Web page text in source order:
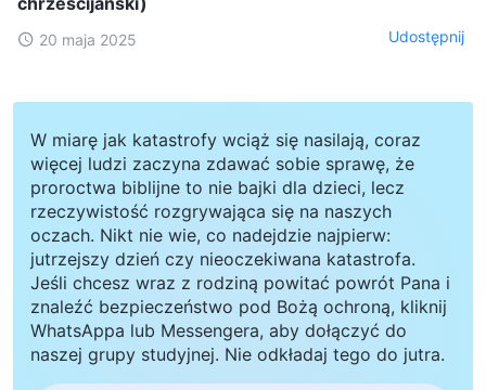
20 maja 2025 Udostępnij
W miarę jak katastrofy wciąż się nasilają, coraz
więcej ludzi zaczyna zdawać sobie sprawę, że
proroctwa biblijne to nie bajki dla dzieci, lecz
rzeczywistość rozgrywająca się na naszych
oczach. Nikt nie wie, co nadejdzie najpierw:
jutrzejszy dzień czy nieoczekiwana katastrofa.
Jeśli chcesz wraz z rodziną powitać powrót Pana i
znaleźć bezpieczeństwo pod Bożą ochroną, kliknij
WhatsAppa lub Messengera, aby dołączyć do
naszej grupy studyjnej. Nie odkładaj tego do jutra.